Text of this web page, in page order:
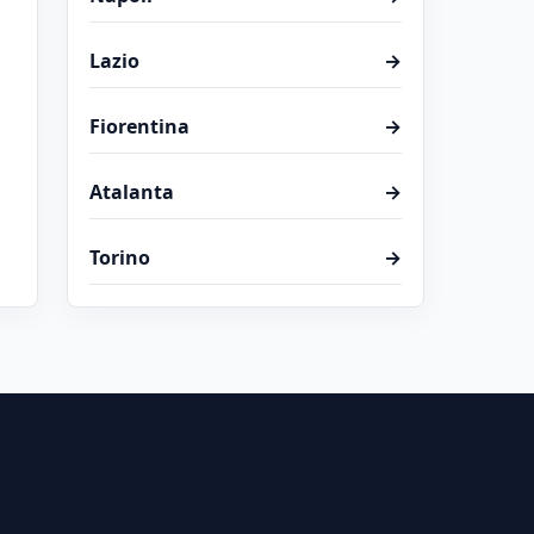
Lazio →
Fiorentina →
Atalanta →
Torino →